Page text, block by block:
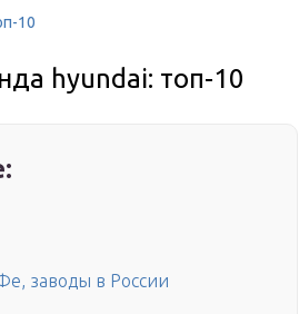
10
hyundai: топ-10
заводы в России